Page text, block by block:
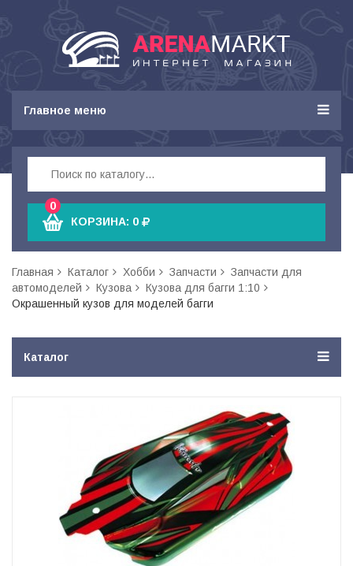
Главное меню
0
КОРЗИНА: 0
Главная Каталог Хобби Запчасти
Запчасти для
автомоделей
Кузова
Кузова для багги 1:10
Окрашенный кузов для моделей багги
Каталог